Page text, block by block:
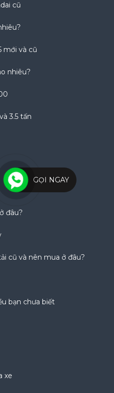
cũ
mới và cũ
nhiêu?
3.5 tấn
đâu?
cũ và nên mua ở đâu?
bạn chưa biết
xe
GỌI NGAY